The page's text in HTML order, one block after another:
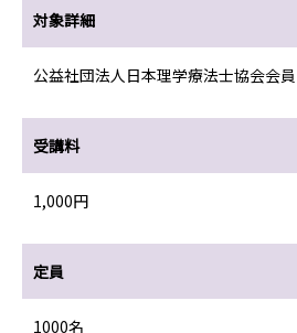
対象詳細
公益社団法人日本理学療法士協会会員
受講料
1,000円
定員
1000名